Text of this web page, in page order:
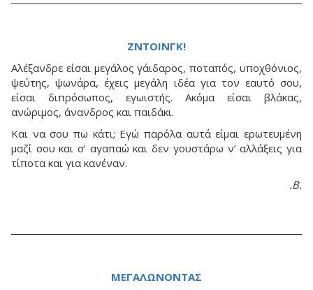
ΖΝΤΟΙΝΓΚ!
Αλέξανδρε είσαι μεγάλος γάιδαρος, ποταπός, υποχθόνιος,
ψεύτης, ψωνάρα, έχεις μεγάλη ιδέα για τον εαυτό σου,
είσαι διπρόσωπος, εγωιστής. Ακόμα είσαι βλάκας,
ανώριμος, άνανδρος και παιδάκι.
Και να σου πω κάτι; Εγώ παρόλα αυτά είμαι ερωτευμένη
μαζί σου και σ’ αγαπαώ και δεν γουστάρω ν’ αλλάξεις για
τίποτα και για κανέναν.
.Β.
ΜΕΓΑΛΩΝΟΝΤΑΣ